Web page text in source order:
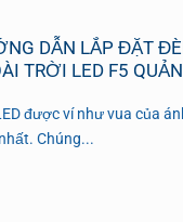
DẪN LẮP ĐẶT
TRỜI LED F5
được ví như vua của
Chúng...